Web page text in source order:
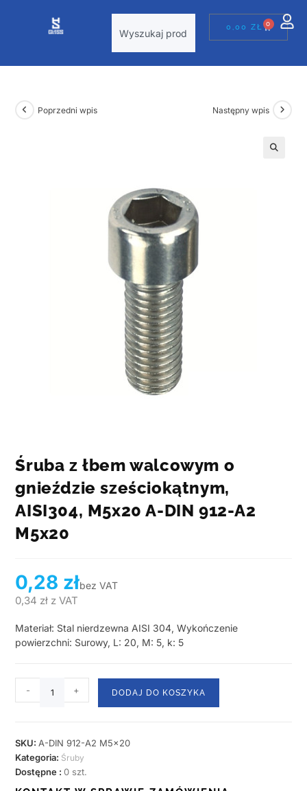
0,00ZŁ 0
Poprzedni wpis Następny wpis
Śruba z łbem walcowym o
gnieździe sześciokątnym,
AISI304, M5x20 A-DIN 912-A2
M5x20
0,28 złbez VAT
0,34 zł z VAT
Materiał: Stal nierdzewna AISI 304, Wykończenie
powierzchni: Surowy, L: 20, M: 5, k: 5
- + DODAJ DO KOSZYKA
SKU: A-DIN 912-A2 M5x20
Kategoria: Śruby
Dostępne :0 szt.